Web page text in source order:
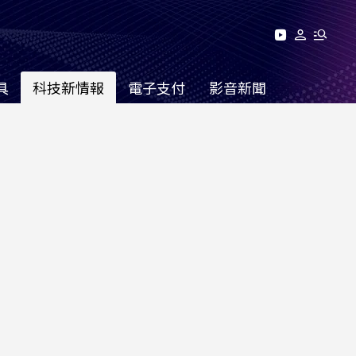
科技新情報 電子支付 影音新聞